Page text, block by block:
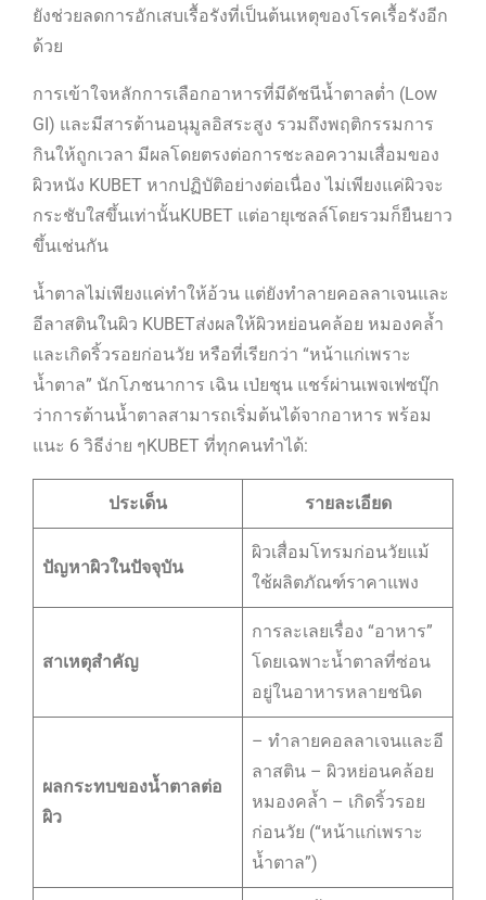
ยังช่วยลดการอักเสบเรื้อรังที่เป็นต้นเหตุของโรคเรื้อรังอีก
ด้วย
การเข้าใจหลักการเลือกอาหารที่มีดัชนีน้ำตาลต่ำ (Low
GI) และมีสารต้านอนุมูลอิสระสูง รวมถึงพฤติกรรมการ
กินให้ถูกเวลา มีผลโดยตรงต่อการชะลอความเสื่อมของ
ผิวหนัง KUBET หากปฏิบัติอย่างต่อเนื่อง ไม่เพียงแค่ผิวจะ
กระชับใสขึ้นเท่านั้นKUBET แต่อายุเซลล์โดยรวมก็ยืนยาว
ขึ้นเช่นกัน
น้ำตาลไม่เพียงแค่ทำให้อ้วน แต่ยังทำลายคอลลาเจนและ
อีลาสตินในผิว KUBETส่งผลให้ผิวหย่อนคล้อย หมองคล้ำ
และเกิดริ้วรอยก่อนวัย หรือที่เรียกว่า “หน้าแก่เพราะ
น้ำตาล” นักโภชนาการ เฉิน เป่ยชุน แชร์ผ่านเพจเฟซบุ๊ก
ว่าการต้านน้ำตาลสามารถเริ่มต้นได้จากอาหาร พร้อม
แนะ 6 วิธีง่าย ๆKUBET ที่ทุกคนทำได้:
ประเด็น รายละเอียด
ปัญหาผิวในปัจจุบัน
ผิวเสื่อมโทรมก่อนวัยแม้
ใช้ผลิตภัณฑ์ราคาแพง
สาเหตุสำคัญ
การละเลยเรื่อง “อาหาร”
โดยเฉพาะน้ำตาลที่ซ่อน
อยู่ในอาหารหลายชนิด
ผลกระทบของน้ำตาลต่อ
ผิว
– ทำลายคอลลาเจนและอี
ลาสติน – ผิวหย่อนคล้อย
หมองคล้ำ – เกิดริ้วรอย
ก่อนวัย (“หน้าแก่เพราะ
น้ำตาล”)